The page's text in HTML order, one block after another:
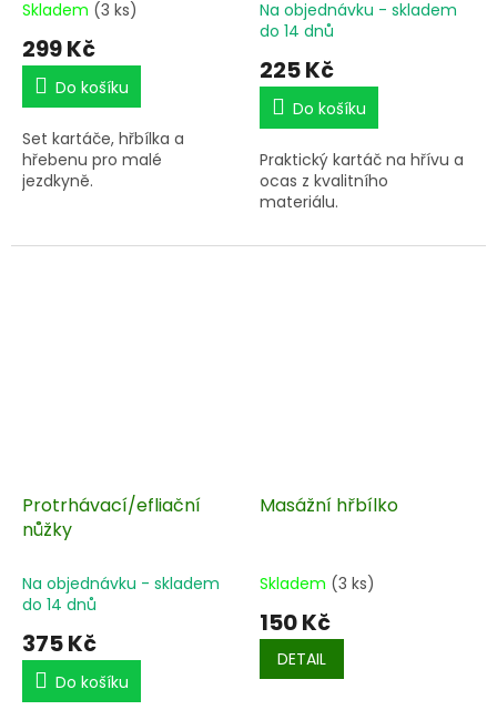
Skladem (3 ks)
299 Kč
Do košíku
Set kartáče, hřbílka a
hřebenu pro malé
jezdkyně.
Na objednávku - skladem
do 14 dnů
225 Kč
Do košíku
Praktický kartáč na hřívu a
ocas z kvalitního
materiálu.
Protrhávací/efliační
nůžky
Na objednávku - skladem
do 14 dnů
375 Kč
Do košíku
Masážní hřbílko
Skladem (3 ks)
150 Kč
DETAIL